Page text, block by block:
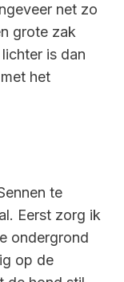
net zo
grote zak
is dan
het
te
Eerst zorg ik
ondergrond
op de